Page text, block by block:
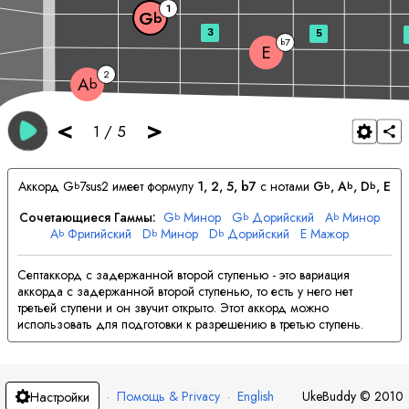
< 1 / 5 >
Ab 2
E b7
Gb 1
3 5
АккордGb7sus2 имеет формулу 1, 2, 5, b7с нотами Gb, Ab, Db, E
Сочетающиеся Гаммы: Gb Минор Gb Дорийский Ab Минор
Ab Фригийский Db Минор Db Дорийский E Мажор
E Миксолидийский
Септаккорд с задержанной второй ступенью - это вариация
аккорда с задержанной второй ступенью, то есть у него нет
третьей ступени и он звучит открыто. Этот аккорд можно
использовать для подготовки к разрешению в третью ступень.
Настройки · Помощь & Privacy · English UkeBuddy © 2010